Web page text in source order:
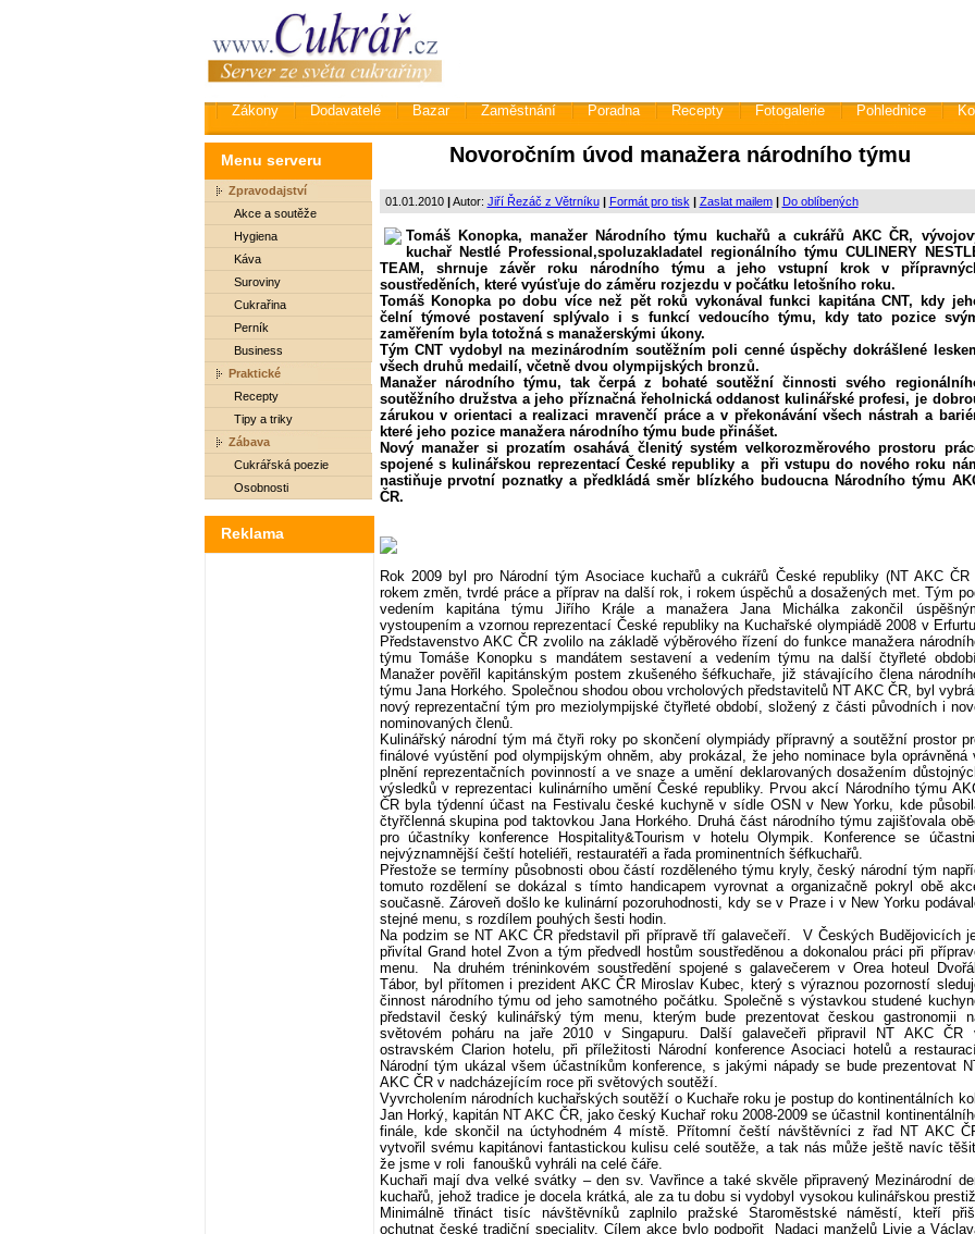
Zákony Dodavatelé Bazar Zaměstnání Poradna Recepty Fotogalerie Pohlednice
Menu serveru
Zpravodajství
Akce a soutěže
Hygiena
Káva
Suroviny
Cukrařina
Perník
Business
Praktické
Recepty
Tipy a triky
Zábava
Cukrářská poezie
Osobnosti
Reklama
Novoročním úvod manažera národního týmu
01.01.2010 |Autor: Jiří Řezáč z Větrníku | Formát pro tisk | Zaslat mailem | Do oblíbených
Tomáš Konopka, manažer Národního týmu kuchařů a cukrářů AKC ČR,
kuchař Nestlé Professional,spoluzakladatel regionálního týmu CULINERY
TEAM, shrnuje závěr roku národního týmu a jeho vstupní krok v
soustředěních, které vyúsťuje do záměru rozjezdu v počátku letošního roku.
Tomáš Konopka po dobu více než pět roků vykonával funkci kapitána CNT, kdy
čelní týmové postavení splývalo i s funkcí vedoucího týmu, kdy tato pozice
zaměřením byla totožná s manažerskými úkony.
Tým CNT vydobyl na mezinárodním soutěžním poli cenné úspěchy dokrášlené
všech druhů medailí, včetně dvou olympijských bronzů.
Manažer národního týmu, tak čerpá z bohaté soutěžní činnosti svého
soutěžního družstva a jeho příznačná řeholnická oddanost kulinářské profesi, je
zárukou v orientaci a realizaci mravenčí práce a v překonávání všech nástrah a
které jeho pozice manažera národního týmu bude přinášet.
Nový manažer si prozatím osahává členitý systém velkorozměrového prostoru
spojené s kulinářskou reprezentací České republiky a při vstupu do nového roku
nastiňuje prvotní poznatky a předkládá směr blízkého budoucna Národního týmu
ČR.
Rok 2009 byl pro Národní tým Asociace kuchařů a cukrářů České republiky (NT AKC ČR
rokem změn, tvrdé práce a příprav na další rok, i rokem úspěchů a dosažených met. Tým
vedením kapitána týmu Jiřího Krále a manažera Jana Michálka zakončil
vystoupením a vzornou reprezentací České republiky na Kuchařské olympiádě 2008 v Erfurtu.
Představenstvo AKC ČR zvolilo na základě výběrového řízení do funkce manažera
týmu Tomáše Konopku s mandátem sestavení a vedením týmu na další čtyřleté
Manažer pověřil kapitánským postem zkušeného šéfkuchaře, již stávajícího člena
týmu Jana Horkého. Společnou shodou obou vrcholových představitelů NT AKC ČR, byl
nový reprezentační tým pro meziolympijské čtyřleté období, složený z části původních i
nominovaných členů.
Kulinářský národní tým má čtyři roky po skončení olympiády přípravný a soutěžní prostor
finálové vyústění pod olympijským ohněm, aby prokázal, že jeho nominace byla oprávněná
plnění reprezentačních povinností a ve snaze a umění deklarovaných dosažením
výsledků v reprezentaci kulinárního umění České republiky. Prvou akcí Národního týmu
ČR byla týdenní účast na Festivalu české kuchyně v sídle OSN v New Yorku, kde
čtyřčlenná skupina pod taktovkou Jana Horkého. Druhá část národního týmu zajišťovala
pro účastníky konference Hospitality&Tourism v hotelu Olympik. Konference se
nejvýznamnější čeští hoteliéři, restauratéři a řada prominentních šéfkuchařů.
Přestože se termíny působnosti obou částí rozděleného týmu kryly, český národní tým
tomuto rozdělení se dokázal s tímto handicapem vyrovnat a organizačně pokryl obě
současně. Zároveň došlo ke kulinární pozoruhodnosti, kdy se v Praze i v New Yorku
stejné menu, s rozdílem pouhých šesti hodin.
Na podzim se NT AKC ČR představil při přípravě tří galavečeří. V Českých Budějovicích
přivítal Grand hotel Zvon a tým předvedl hostům soustředěnou a dokonalou práci při
menu. Na druhém tréninkovém soustředění spojené s galavečerem v Orea hoteul
Tábor, byl přítomen i prezident AKC ČR Miroslav Kubec, který s výraznou pozorností
činnost národního týmu od jeho samotného počátku. Společně s výstavkou studené
představil český kulinářský tým menu, kterým bude prezentovat českou gastronomii
světovém poháru na jaře 2010 v Singapuru. Další galavečeři připravil NT AKC ČR
ostravském Clarion hotelu, při příležitosti Národní konference Asociaci hotelů a
Národní tým ukázal všem účastníkům konference, s jakými nápady se bude prezentovat
AKC ČR v nadcházejícím roce při světových soutěží.
Vyvrcholením národních kuchařských soutěží o Kuchaře roku je postup do kontinentálních kol.
Jan Horký, kapitán NT AKC ČR, jako český Kuchař roku 2008-2009 se účastnil
finále, kde skončil na úctyhodném 4 místě. Přítomní čeští návštěvníci z řad NT AKC
vytvořil svému kapitánovi fantastickou kulisu celé soutěže, a tak nás může ještě navíc těšit,
že jsme v roli fanoušků vyhráli na celé čáře.
Kuchaři mají dva velké svátky – den sv. Vavřince a také skvěle připravený Mezinárodní
kuchařů, jehož tradice je docela krátká, ale za tu dobu si vydobyl vysokou kulinářskou prestiž.
Minimálně třináct tisíc návštěvníků zaplnilo pražské Staroměstské náměstí, kteří
ochutnat české tradiční speciality. Cílem akce bylo podpořit Nadaci manželů Livie a